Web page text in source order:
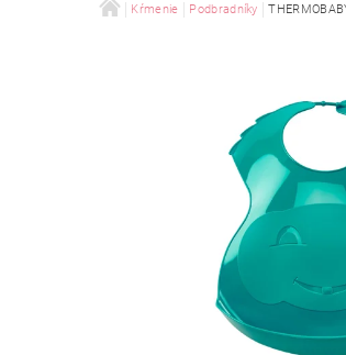
Kŕmenie Podbradníky